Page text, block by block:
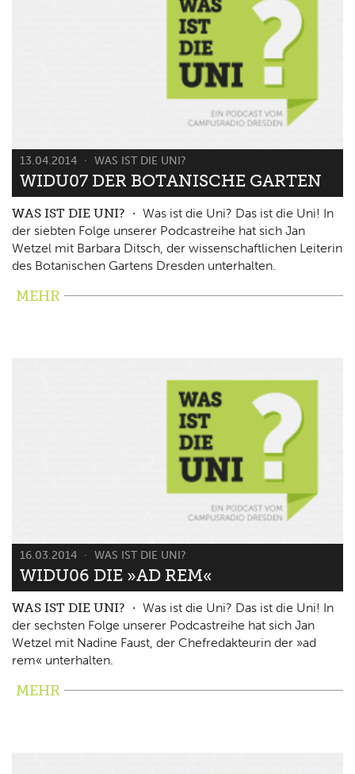
13.04.2014 WAS IST DIE UNI?
WIDU07 DER BOTANISCHE GARTEN
WAS IST DIE UNI?
Was ist die Uni? Das ist die Uni! In
der siebten Folge unserer Podcastreihe hat sich Jan
Wetzel mit Barbara Ditsch, der wissenschaftlichen Leiterin
des Botanischen Gartens Dresden unterhalten.
MEHR
16.03.2014 WAS IST DIE UNI?
WIDU06 DIE »AD REM«
WAS IST DIE UNI?
Was ist die Uni? Das ist die Uni! In
der sechsten Folge unserer Podcastreihe hat sich Jan
Wetzel mit Nadine Faust, der Chefredakteurin der »ad
rem« unterhalten.
MEHR